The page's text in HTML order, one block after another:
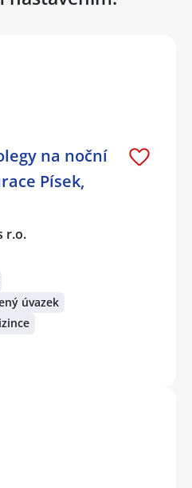
na noční
Písek,
r.o.
úvazek